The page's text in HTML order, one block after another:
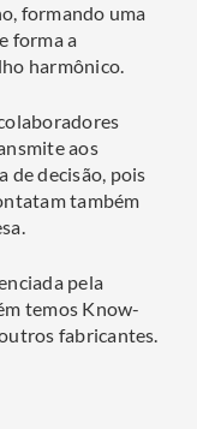
formando uma
forma a
harmônico.
aos
de decisão, pois
também
pela
temos Know-
fabricantes.